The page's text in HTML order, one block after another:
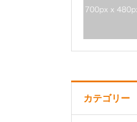
カテゴリー